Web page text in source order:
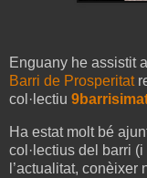
Enguany he assistit
Barri de Prosperitat
col·lectiu
Ha estat molt bé
col·lectius del barri
l’actualitat,